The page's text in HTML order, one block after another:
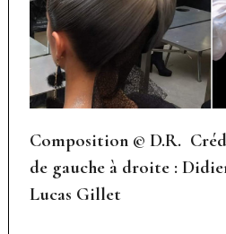
Composition © D.R.
de gauche à droite :
Lucas Gillet